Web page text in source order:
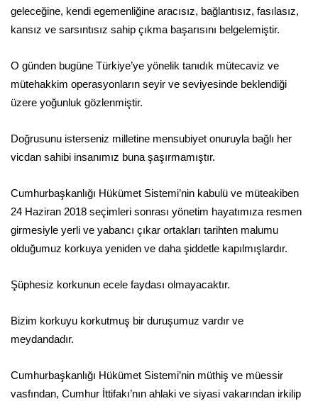
geleceğine, kendi egemenliğine aracısız, bağlantısız, fasılasız,
kansız ve sarsıntısız sahip çıkma başarısını belgelemiştir.
O günden bugüne Türkiye’ye yönelik tanıdık mütecaviz ve
mütehakkim operasyonların seyir ve seviyesinde beklendiği
üzere yoğunluk gözlenmiştir.
Doğrusunu isterseniz milletine mensubiyet onuruyla bağlı her
vicdan sahibi insanımız buna şaşırmamıştır.
Cumhurbaşkanlığı Hükümet Sistemi’nin kabulü ve müteakiben
24 Haziran 2018 seçimleri sonrası yönetim hayatımıza resmen
girmesiyle yerli ve yabancı çıkar ortakları tarihten malumu
olduğumuz korkuya yeniden ve daha şiddetle kapılmışlardır.
Şüphesiz korkunun ecele faydası olmayacaktır.
Bizim korkuyu korkutmuş bir duruşumuz vardır ve
meydandadır.
Cumhurbaşkanlığı Hükümet Sistemi’nin müthiş ve müessir
vasfından, Cumhur İttifakı’nın ahlaki ve siyasi vakarından irkilip